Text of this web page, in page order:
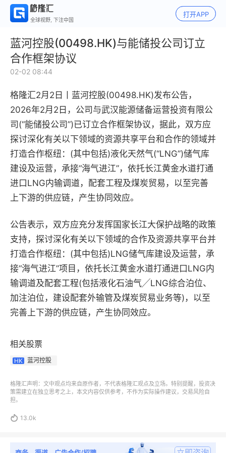
全球视野, 下注中国
打开APP
蓝河控股(00498.HK)与能储投公司订立
合作框架协议
02-02 08:44
格隆汇2月2日丨 蓝河控股(00498.HK)发布公告，
2026年2月2日，公司与武汉能源储备运营投资有限公
司(“能储投公司”)已订立合作框架协议，据此，双方应
探讨深化有关以下领域的资源共享平台和合作的领域并
打造合作枢纽：(其中包括)液化天然气(“LNG”)储气库
建设及运营，承接“海气进江”，依托长江黄金水道打通
进口LNG内输调道，配套工程及煤炭贸易，以至完善
上下游的供应链，产生协同效应。
公告表示，双方应充分发挥国家长江大保护战略的政策
支持，探讨深化有关以下领域的合作及资源共享平台并
打造合作枢纽：(其中包括)LNG储气库建设及运营，承
接“海气进江”项目，依托长江黄金水道打通进口LNG内
输调道及配套工程(包括液化石油气╱LNG综合泊位、
加注泊位，建设配套外输管及煤炭贸易业务等)，以至
完善上下游的供应链，产生协同效应。
相关股票
HK 蓝河控股
格隆汇声明：文中观点均来自原作者，不代表格隆汇观点及立场。特别提醒，投资决
策需建立在独立思考之上，本文内容仅供参考，不作为实际操作建议，交易风险自
担。
 13.0k